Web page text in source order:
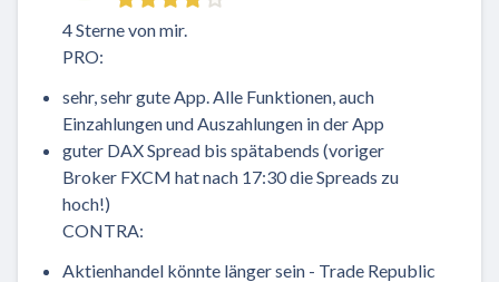
4 Sterne von mir.
PRO:
sehr, sehr gute App. Alle Funktionen, auch
Einzahlungen und Auszahlungen in der App
guter DAX Spread bis spätabends (voriger
Broker FXCM hat nach 17:30 die Spreads zu
hoch!)
CONTRA:
Aktienhandel könnte länger sein - Trade Republic